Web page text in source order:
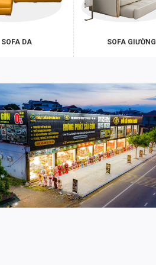
SOFA DA SOFA GIƯỜNG